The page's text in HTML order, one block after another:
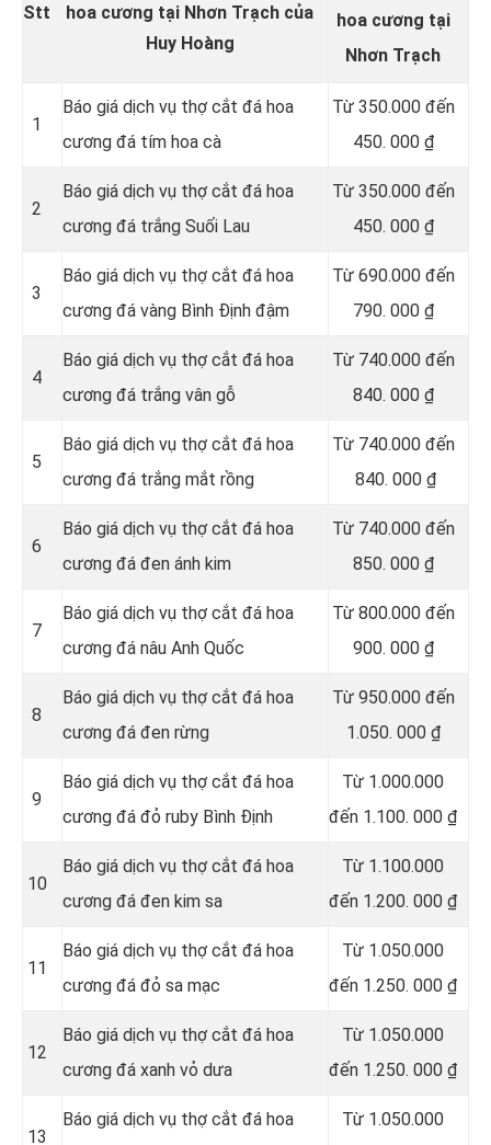
Stt
hoa cương tại Nhơn Trạch của
Huy Hoàng
hoa cương tại
Nhơn Trạch
1
Báo giá dịch vụ thợ cắt đá hoa
cương đá tím hoa cà
Từ350.000 đến
450. 000 ₫
2
Báo giá dịch vụ thợ cắt đá hoa
cương đá trắng Suối Lau
Từ 350.000 đến
450. 000 ₫
3
Báo giá dịch vụ thợ cắt đá hoa
cương đá vàng Bình Định đậm
Từ 690.000 đến
790. 000 ₫
4
Báo giá dịch vụ thợ cắt đá hoa
cương đá trắng vân gỗ
Từ 740.000 đến
840. 000 ₫
5
Báo giá dịch vụ thợ cắt đá hoa
cương đá trắng mắt rồng
Từ 740.000 đến
840. 000 ₫
6
Báo giá dịch vụ thợ cắt đá hoa
cương đá đen ánh kim
Từ 740.000 đến
850. 000 ₫
7
Báo giá dịch vụ thợ cắt đá hoa
cương đá nâu Anh Quốc
Từ 800.000 đến
900. 000 ₫
8
Báo giá dịch vụ thợ cắt đá hoa
cương đá đen rừng
Từ 950.000 đến
1.050. 000 ₫
9
Báo giá dịch vụ thợ cắt đá hoa
cương đá đỏ ruby Bình Định
Từ 1.000.000
đến 1.100. 000 ₫
10
Báo giá dịch vụ thợ cắt đá hoa
cương đá đen kim sa
Từ 1.100.000
đến 1.200. 000 ₫
11
Báo giá dịch vụ thợ cắt đá hoa
cương đá đỏ sa mạc
Từ 1.050.000
đến 1.250. 000 ₫
12
Báo giá dịch vụ thợ cắt đá hoa
cương đá xanh vỏ dưa
Từ 1.050.000
đến 1.250. 000 ₫
13
Báo giá dịch vụ thợ cắt đá hoa
Từ 1.050.000